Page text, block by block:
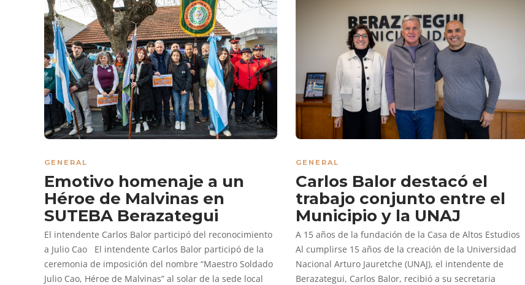
GENERAL
Emotivo homenaje a un
Héroe de Malvinas en
SUTEBA Berazategui
El intendente Carlos Balor participó del reconocimiento
a Julio Cao El intendente Carlos Balor participó de la
ceremonia de imposición del nombre “Maestro Soldado
Julio Cao, Héroe de Malvinas” al solar de la sede local
GENERAL
Carlos Balor destacó el
trabajo conjunto entre el
Municipio y la UNAJ
A 15 años de la fundación de la Casa de Altos Estudios
Al cumplirse 15 años de la creación de la Universidad
Nacional Arturo Jauretche (UNAJ), el intendente de
Berazategui, Carlos Balor, recibió a su secretaria